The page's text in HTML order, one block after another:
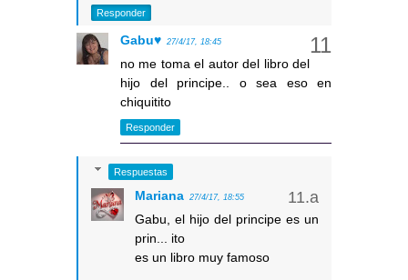
Responder
Gabu♥ 27/4/17, 18:45
no me toma el autor del libro del
hijo del principe.. o sea eso en
chiquitito
Responder
Respuestas
Mariana 27/4/17, 18:55
Gabu, el hijo del principe es un
prin... ito
es un libro muy famoso